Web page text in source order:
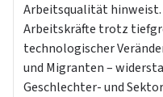
Arbeitsqualität hinweist.
Arbeitskräfte trotz
technologischer
und Migranten –
Geschlechter- und